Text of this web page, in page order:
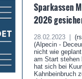
Sparkassen
2026
28.02.2023 |
(Alpecin -
nicht wie
am Start stehen
hat sich bei
Kahnbeinbruch